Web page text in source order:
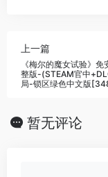
上一篇
《梅尔的魔女试验》
整版-(STEAM官中
局-锁区绿色中文版
暂无评论